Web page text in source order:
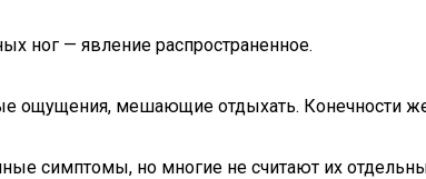
ног — явление распространенное.
ощущения, мешающие отдыхать.
симптомы, но многие не считают их